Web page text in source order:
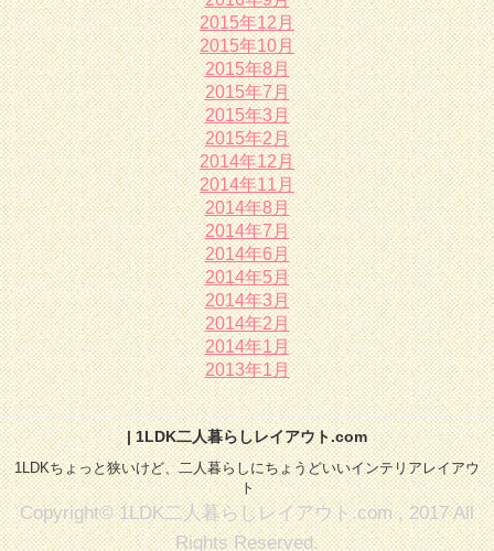
2015年12月
2015年10月
2015年8月
2015年7月
2015年3月
2015年2月
2014年12月
2014年11月
2014年8月
2014年7月
2014年6月
2014年5月
2014年3月
2014年2月
2014年1月
2013年1月
| 1LDK二人暮らしレイアウト.com
1LDKちょっと狭いけど、二人暮らしにちょうどいいインテリアレイアウ
ト
Copyright© 1LDK二人暮らしレイアウト.com , 2017 All
Rights Reserved.